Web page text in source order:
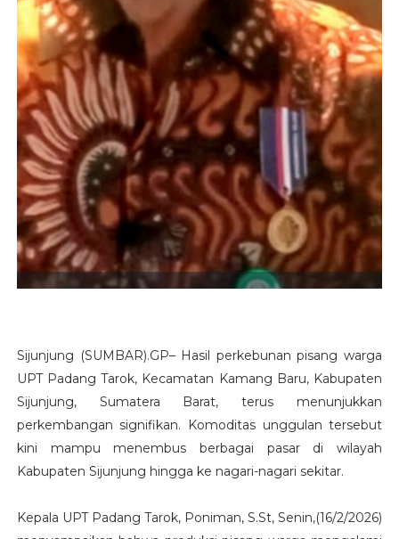
Sijunjung (SUMBAR).GP– Hasil perkebunan pisang warga
UPT Padang Tarok, Kecamatan Kamang Baru, Kabupaten
Sijunjung, Sumatera Barat, terus menunjukkan
perkembangan signifikan. Komoditas unggulan tersebut
kini mampu menembus berbagai pasar di wilayah
Kabupaten Sijunjung hingga ke nagari-nagari sekitar.
Kepala UPT Padang Tarok, Poniman, S.St, Senin,(16/2/2026)